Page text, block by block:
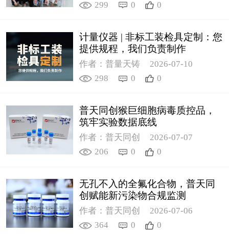
299
0 0
计量仪器 | 非标工装检具定制：您
提供规程，我们负责制作
作者：普量天铸
2026-07-10
298
0 0
普天同创猴巨细胞病毒质控品，
筑牢实验数据底线
作者：普天同创
2026-07-07
206
0 0
无孔不入的全氟化合物，普天同
创赋能新污染物合规监测
作者：普天同创
2026-07-06
364
0 0